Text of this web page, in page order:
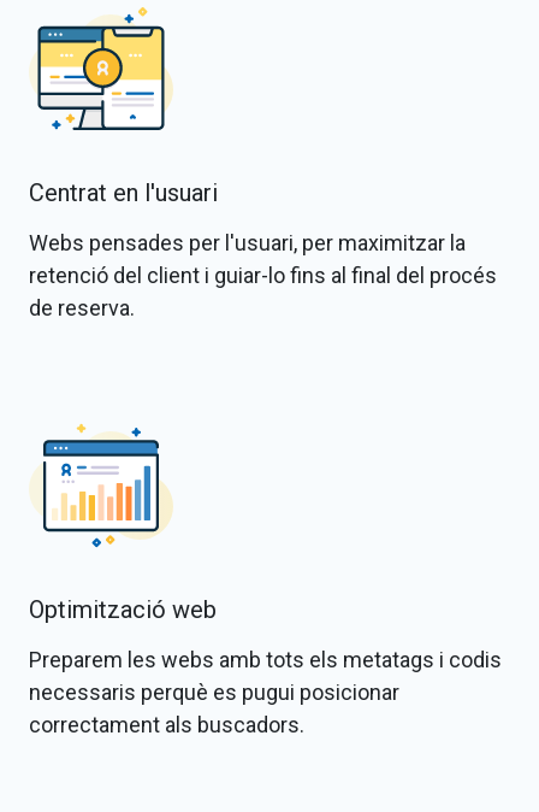
Centrat en l'usuari
Webs pensades per l'usuari, per maximitzar la
retenció del client i guiar-lo fins al final del procés
de reserva.
Optimització web
Preparem les webs amb tots els metatags i codis
necessaris perquè es pugui posicionar
correctament als buscadors.